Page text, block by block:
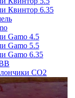
Квинтор 6.35
Gamo 4.5
Gamo 5.5
Gamo 6.35
CO2